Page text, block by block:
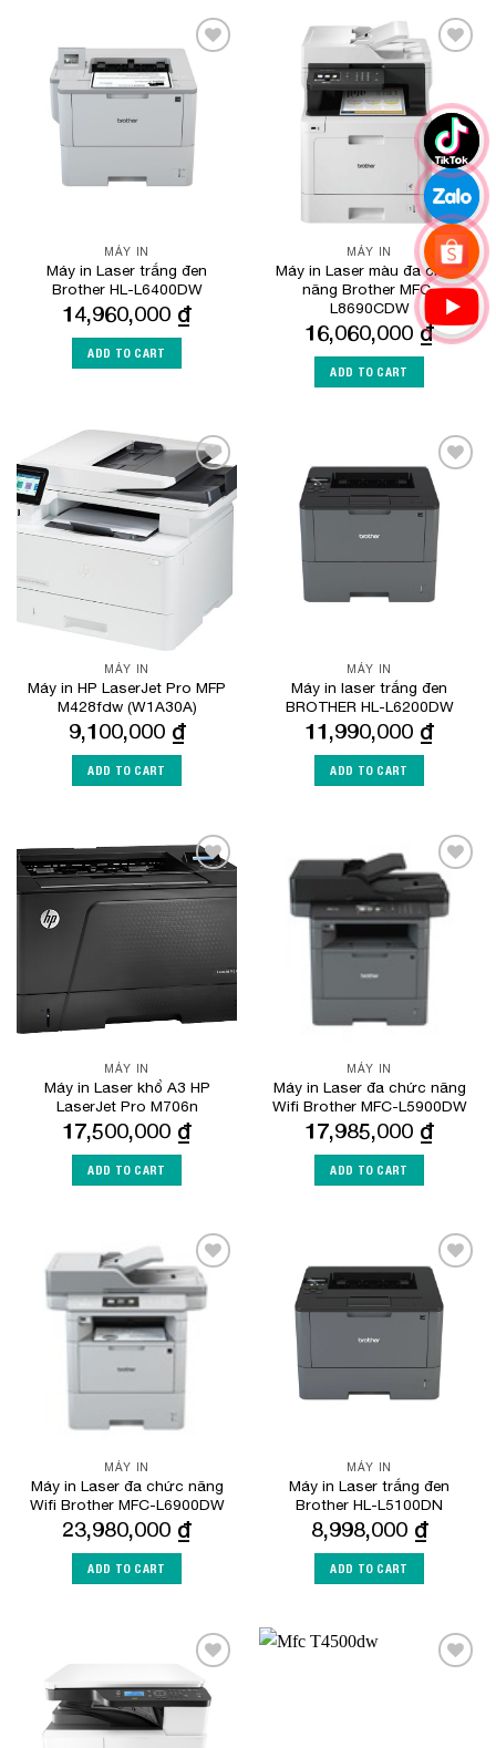
Add to
Wishlist
MÁY IN
Máy in Laser trắng đen
Brother HL-L6400DW
14,960,000 ₫
ADD TO CART
Add to
Wishlist
MÁY IN
Máy in Laser màu đa chức
năng Brother MFC-
L8690CDW
16,060,000₫
ADD TO CART
Add to
Wishlist
MÁY IN
Máy in HP LaserJet Pro MFP
M428fdw (W1A30A)
9,100,000 ₫
ADD TO CART
Add to
Wishlist
MÁY IN
Máy in laser trắng đen
BROTHER HL-L6200DW
11,990,000 ₫
ADD TO CART
Add to
Wishlist
MÁY IN
Máy in Laser khổ A3 HP
LaserJet Pro M706n
17,500,000 ₫
ADD TO CART
Add to
Wishlist
MÁY IN
Máy in Laser đa chức năng
Wifi Brother MFC-L5900DW
17,985,000 ₫
ADD TO CART
Add to
Wishlist
MÁY IN
Máy in Laser đa chức năng
Wifi Brother MFC-L6900DW
23,980,000 ₫
ADD TO CART
Add to
Wishlist
MÁY IN
Máy in Laser trắng đen
Brother HL-L5100DN
8,998,000 ₫
ADD TO CART
Add to
Wishlist